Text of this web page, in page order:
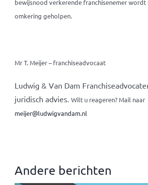
bewijsnood verkerende franchisenemer
omkering geholpen.
Mr T. Meijer – franchiseadvocaat
Ludwig & Van Dam
juridisch advies. Wilt u reageren? Mail naar
meijer@ludwigvandam.nl
Andere berichten